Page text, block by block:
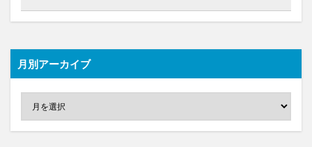
月別アーカイブ